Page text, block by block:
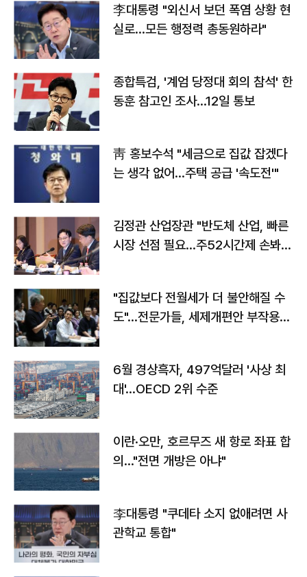
李대통령 "외신서 보던 폭염 상황 현
실로…모든 행정력 총동원하라"
종합특검, '계엄 당정대 회의 참석' 한
동훈 참고인 조사...12일 통보
靑 홍보수석 "세금으로 집값 잡겠다
는 생각 없어…주택 공급 '속도전'"
김정관 산업장관 "반도체 산업, 빠른
시장 선점 필요…주52시간제 손봐
"집값보다 전월세가 더 불안해질 수
도"…전문가들, 세제개편안 부작용
6월 경상흑자, 497억달러 '사상 최
대'…OECD 2위 수준
이란·오만, 호르무즈 새 항로 좌표 합
의…"전면 개방은 아냐"
李대통령 "쿠데타 소지 없애려면 사
관학교 통합"